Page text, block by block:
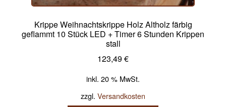
Krippe Weihnachtskrippe Holz Altholz färbig
geflammt 10 Stück LED + Timer 6 Stunden Krippen
stall
123,49€
inkl. 20 % MwSt.
zzgl. Versandkosten